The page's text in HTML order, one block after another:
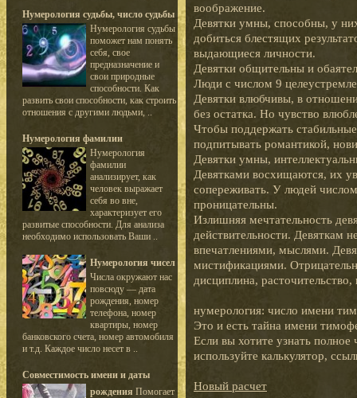
Нумерология судьбы, число судьбы
Нумерология судьбы
поможет нам понять
себя, свое
предназначение и
свои природные
способности. Как
развить свои способности, как строить
отношения с другими людьми, ..
Нумерология фамилии
Нумерология
фамилии
анализирует, как
человек выражает
себя во вне,
характеризует его
развитые способности. Для анализа
необходимо использовать Ваши ..
Нумерология чисел
Числа окружают нас
повсюду — дата
рождения, номер
телефона, номер
квартиры, номер
банковского счета, номер автомобиля
и т.д. Каждое число несет в ..
Совместимость имени и даты
рождения Помогает
воображение.
Девятки умны, способны, у
добиться блестящих
выдающиеся личности.
Девятки общительны и
Люди с числом 9
Девятки влюбчивы, в
без остатка. Но чувство
Чтобы поддержать
подпитывать романтикой,
Девятки умны,
Девятками восхищаются, их
сопереживать. У людей
проницательны.
Излишняя мечтательность
действительности. Девяткам
впечатлениями, мыслями.
мистификациями.
дисциплина,
нумерология: число имени
Это и есть тайна имени
Если вы хотите узнать
используйте калькулятор,
Новый расчет